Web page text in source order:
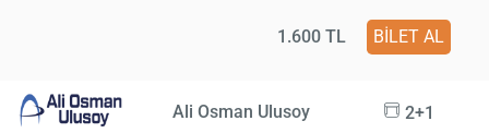
1.600 TL BİLET AL
Ali Osman Ulusoy 2+1